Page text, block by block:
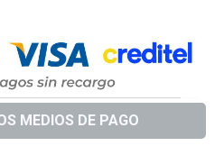
MEDIOS DE PAGO